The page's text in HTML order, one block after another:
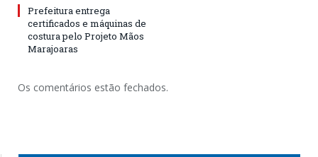
Prefeitura entrega
certificados e máquinas de
costura pelo Projeto Mãos
Marajoaras
Os comentários estão fechados.